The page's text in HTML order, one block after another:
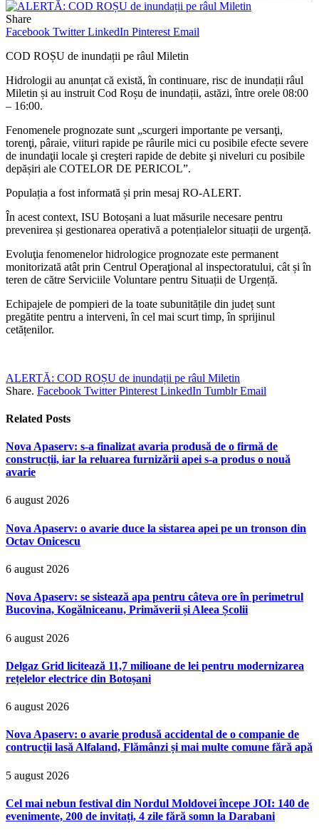
Share
Facebook Twitter LinkedIn Pinterest Email
COD ROȘU de inundații pe râul Miletin
Hidrologii au anunțat că există, în continuare, risc de inundații râul
Miletin și au instruit Cod Roșu de inundații, astăzi, între orele 08:00
– 16:00.
Fenomenele prognozate sunt „scurgeri importante pe versanţi,
torenţi, pâraie, viituri rapide pe râurile mici cu posibile efecte severe
de inundaţii locale şi creşteri rapide de debite şi niveluri cu posibile
depășiri ale COTELOR DE PERICOL”.
Populația a fost informată și prin mesaj RO-ALERT.
În acest context, ISU Botoșani a luat măsurile necesare pentru
prevenirea și gestionarea operativă a potențialelor situații de urgență.
Evoluţia fenomenelor hidrologice prognozate este permanent
monitorizată atât prin Centrul Operaţional al inspectoratului, cât și în
teren de către Serviciile Voluntare pentru Situații de Urgență.
Echipajele de pompieri de la toate subunitățile din județ sunt
pregătite pentru a interveni, în cel mai scurt timp, în sprijinul
cetățenilor.
ALERTĂ: COD ROȘU de inundații pe râul Miletin
Share. Facebook Twitter Pinterest LinkedIn Tumblr Email
Related Posts
Nova Apaserv: s-a finalizat avaria produsă de o firmă de
construcții, iar la reluarea furnizării apei s-a produs o nouă
avarie
6 august 2026
Nova Apaserv: o avarie duce la sistarea apei pe un tronson din
Octav Onicescu
6 august 2026
Nova Apaserv: se sistează apa pentru câteva ore în perimetrul
Bucovina, Kogălniceanu, Primăverii și Aleea Școlii
6 august 2026
Delgaz Grid licitează 11,7 milioane de lei pentru modernizarea
rețelelor electrice din Botoșani
6 august 2026
Nova Apaserv: o avarie produsă accidental de o companie de
contrucții lasă Alfaland, Flămânzi și mai multe comune fără apă
5 august 2026
Cel mai nebun festival din Nordul Moldovei începe JOI: 140 de
evenimente, 200 de invitați, 4 zile fără somn la Darabani